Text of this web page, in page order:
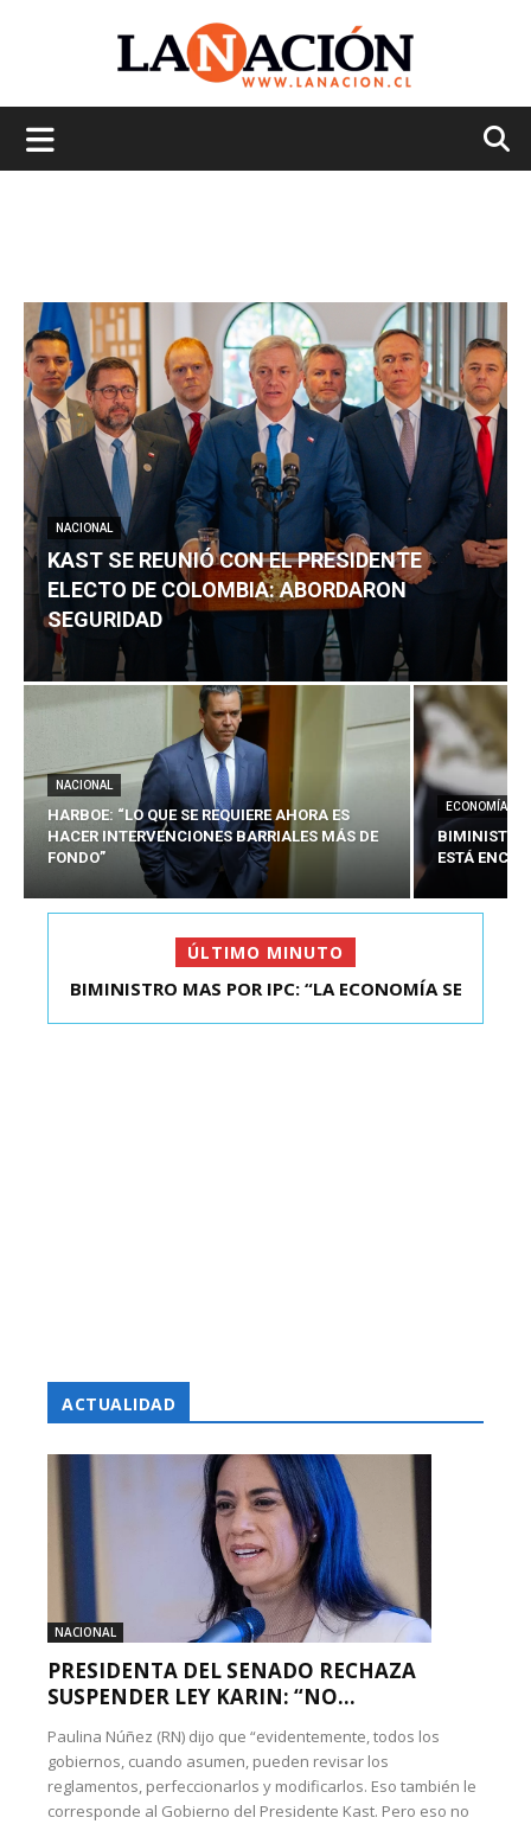
NACIONAL
KAST SE REUNIÓ CON EL PRESIDENTE
ELECTO DE COLOMBIA: ABORDARON
SEGURIDAD
NACIONAL
HARBOE: “LO QUE SE REQUIERE AHORA ES
HACER INTERVENCIONES BARRIALES MÁS DE
FONDO”
ECONOMÍA
BIMINISTRO
ESTÁ
ÚLTIMO MINUTO
KAST SE REUNIÓ CON EL PRESIDENTE ELECTO DE
BIMINISTRO MAS POR IPC: “LA ECONOMÍA SE
ACTUALIDAD
NACIONAL
PRESIDENTA DEL SENADO RECHAZA
SUSPENDER LEY KARIN: “NO...
Paulina Núñez (RN) dijo que “evidentemente, todos los
gobiernos, cuando asumen, pueden revisar los
reglamentos, perfeccionarlos y modificarlos. Eso también le
corresponde al Gobierno del Presidente Kast. Pero eso no